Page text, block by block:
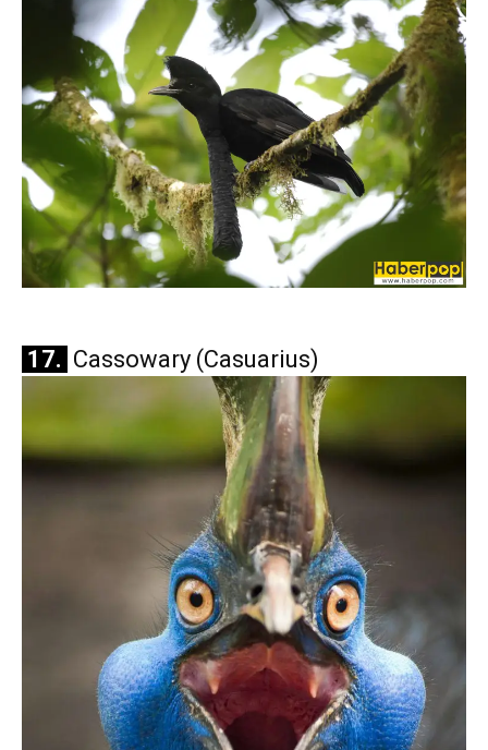
17. Cassowary (Casuarius)